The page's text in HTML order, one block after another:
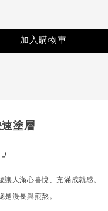
加入購物車
塗層
人滿心喜悅、充滿成就感。
漫長與煎熬。